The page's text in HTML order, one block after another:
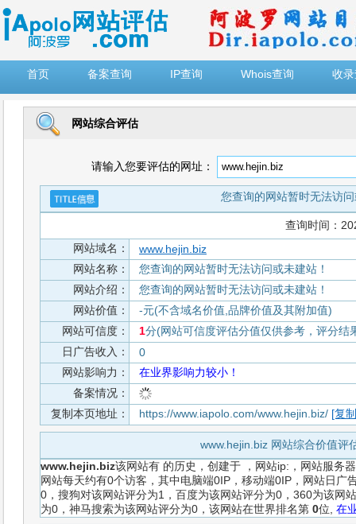
首页
备案查询 IP查询 Whois查询 收
网站综合评估
请输入您要评估的网址：
您查询的网站暂时无法访
查询时间：
网站域名：
www.hejin.biz
网站名称：
您查询的网站暂时无法访问或未建站！
网站介绍：
您查询的网站暂时无法访问或未建站！
网站价值：
-元(不含域名价值,品牌价值及其附加值)
网站可信度：
1分(网站可信度评估分值仅供参考，评分结
日广告收入：
0
网站影响力：
在业界影响力较小！
备案情况：
复制本页地址：
https://www.iapolo.com/www.hejin.biz/ [复
www.hejin.biz 网站综合价值评
www.hejin.biz该网站有 的历史，创建于
，网站ip:，网站服务
网站每天约有0个访客，其中电脑端0IP，移动端0IP，网站日广
0，搜狗对该网站评分为1，百度为该网站评分为0，360为该网
为0，神马搜索为该网站评分为0，该网站在世界排名第 0位, 在